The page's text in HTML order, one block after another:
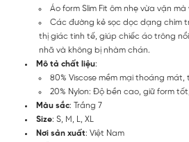
Áo form Slim Fit ôm nhẹ vừa vặn
Các đường kẻ sọc dọc dạng chìm
thị giác tinh tế, giúp chiếc áo trông
nhã và không bị nhàm chán.
Mô tả chất liệu:
80% Viscose mềm mại thoáng
20% Nylon: Độ bền cao, giữ form
Màu sắc: Trắng 7
Size: S, M, L, XL
Nơi sản xuất: Việt Nam